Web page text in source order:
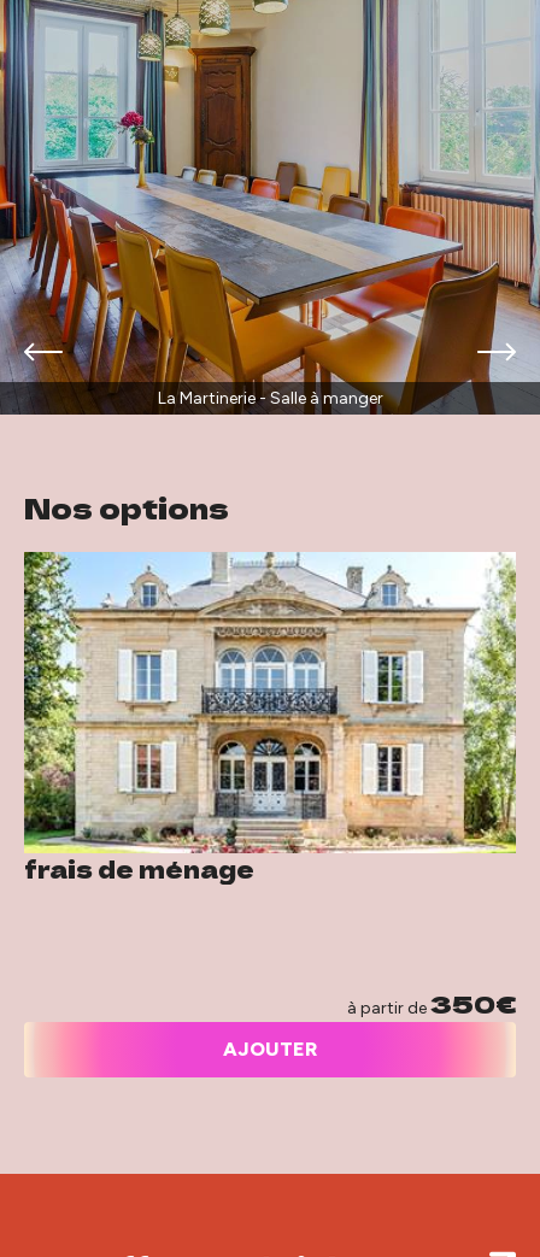
La Martinerie - Salle à manger
Nos options
frais de ménage
à partir de350€
AJOUTER